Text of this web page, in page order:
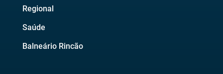
Regional
Saúde
Balneário Rincão